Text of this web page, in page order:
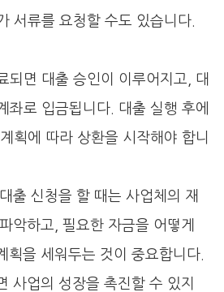
서류를 요청할 수도 있습니다.
되면 대출 승인이 이루어지고, 대
좌로 입금됩니다. 대출 실행 후에
획에 따라 상환을 시작해야 합니
출 신청을 할 때는 사업체의 재
악하고, 필요한 자금을 어떻게
획을 세워두는 것이 중요합니다.
사업의 성장을 촉진할 수 있지